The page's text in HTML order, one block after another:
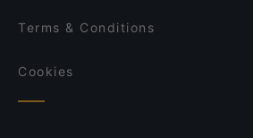
Terms & Conditions
Cookies